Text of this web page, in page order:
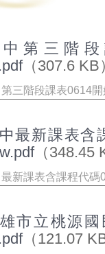
第三階
（307.6 KB
三階段課表0614
最新課表含
（348.45
新課表含課程代
市立桃源
（121.07